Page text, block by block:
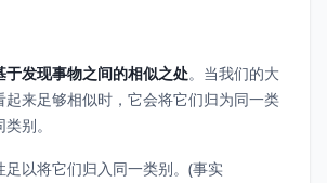
于发现事物之间的相似之处。当我们的大
起来足够相似时，它会将它们归为同一类
别。
足以将它们归入同一类别。(事实